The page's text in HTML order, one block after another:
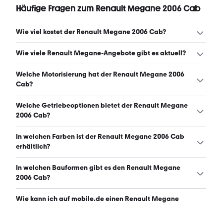
Häufige Fragen zum Renault Megane 2006 Cab
Wie viel kostet der Renault Megane 2006 Cab?
Ein guter Preis für einen Renault Megane 2006 Cab liegt
Wie viele Renault Megane-Angebote gibt es aktuell?
Es gibt insgesamt 76 Renault Megane bei mobile.de,
davon 76 Gebraucht- und 0 Neuwagen. (Stand: 9.8.2026)
Welche Motorisierung hat der Renault Megane 2006
Cab?
Der Renault Megane 2006 Cab hat Leistungen zwischen
111 und 163 PS. (Stand: 9.8.2026)
Welche Getriebeoptionen bietet der Renault Megane
2006 Cab?
Der Renault Megane 2006 Cab ist mit manuellem und
automatischem Getriebe erhältlich. (Stand: 9.8.2026)
In welchen Farben ist der Renault Megane 2006 Cab
erhältlich?
Den Renault Megane 2006 Cab gibt es in folgenden
Farben: grau, schwarz, silber, beige, rot, gold und grün.
In welchen Bauformen gibt es den Renault Megane
2006 Cab?
Den Renault Megane 2006 Cab gibt es in folgenden
Wie kann ich auf mobile.de einen Renault Megane